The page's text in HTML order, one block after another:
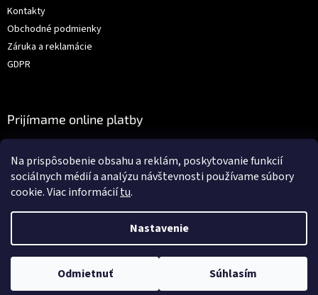
Na prispôsobenie obsahu a reklám, poskytovanie funkcií
sociálnych médií a analýzu návštevnosti používame súbory
cookie. Viac informáciítu.
Nastavenie
Odmietnuť Súhlasím
Kontakty
Obchodné podmienky
Záruka a reklamácie
GDPR
Prijímame online platby
Copyright 2026Auto-dielna.sk. Všetky práva vyhradené.Upraviť